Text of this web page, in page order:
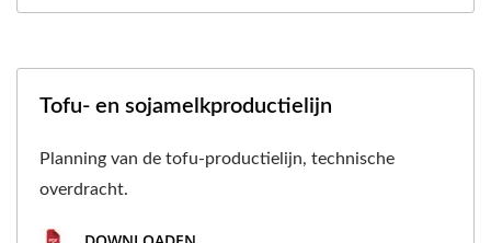
Tofu- en sojamelkproductielijn
Planning van de tofu-productielijn, technische
overdracht.